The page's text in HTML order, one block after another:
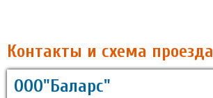
Контакты и схема проезда
ООО"Баларс"